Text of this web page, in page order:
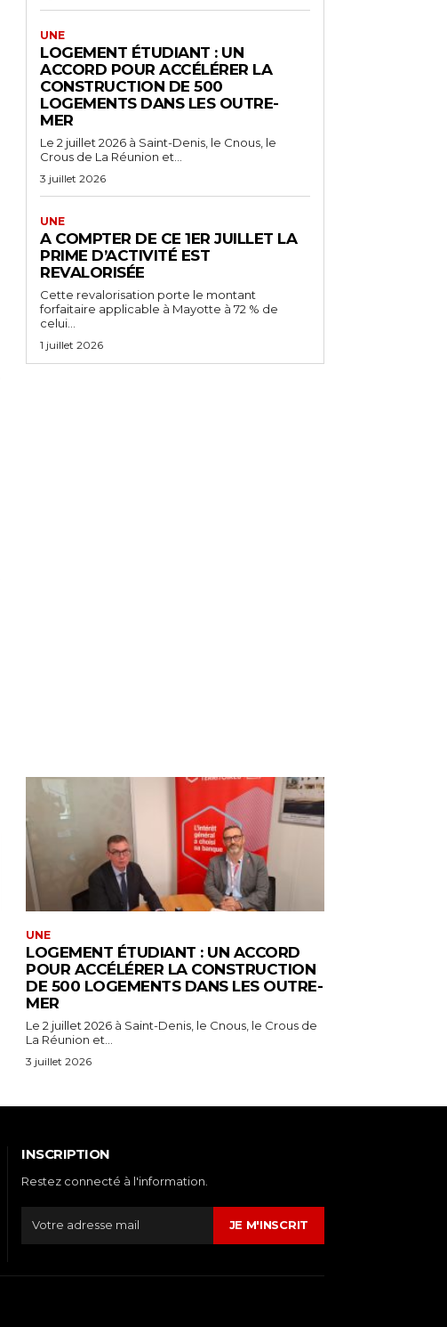
UNE
LOGEMENT ÉTUDIANT : UN
ACCORD POUR ACCÉLÉRER LA
CONSTRUCTION DE 500
LOGEMENTS DANS LES OUTRE-
MER
Le 2 juillet 2026 à Saint-Denis, le Cnous, le
Crous de La Réunion et...
3 juillet 2026
UNE
A COMPTER DE CE 1ER JUILLET LA
PRIME D’ACTIVITÉ EST
REVALORISÉE
Cette revalorisation porte le montant
forfaitaire applicable à Mayotte à 72 % de
celui...
1 juillet 2026
UNE
LOGEMENT ÉTUDIANT : UN ACCORD
POUR ACCÉLÉRER LA CONSTRUCTION
DE 500 LOGEMENTS DANS LES OUTRE-
MER
Le 2 juillet 2026 à Saint-Denis, le Cnous, le Crous de
La Réunion et...
3 juillet 2026
INSCRIPTION
Restez connecté à l'information.
JE M'INSCRIT